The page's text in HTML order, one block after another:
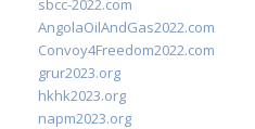
sbcc-2022.com
AngolaOilAndGas2022.com
Convoy4Freedom2022.com
grur2023.org
hkhk2023.org
napm2023.org